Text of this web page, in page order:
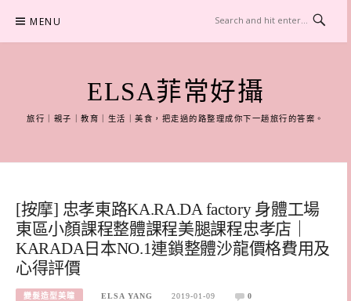
content
MENU
ELSA菲常好攝
旅行｜親子｜教育｜生活｜美食，把走過的路整理成你下一趟旅行的答案。
[按摩] 忠孝東路KA.RA.DA factory 身體工場
東區小顏課程整體課程美腿課程忠孝店｜
KARADA日本NO.1連鎖整體沙龍價格費用及
心得評價
變髮造型美瞳 ELSA YANG 2019-01-09 0